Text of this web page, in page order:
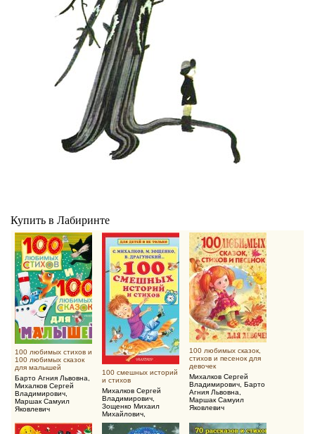
Купить в Лабиринте
100 любимых стихов и
100 любимых сказок
для малышей
Барто Агния Львовна
Михалков Сергей
Владимирович
Маршак Самуил
Яковлевич
100 смешных историй
и стихов
Михалков Сергей
Владимирович
Зощенко Михаил
Михайлович
Драгунский Виктор
Юзефович
100 любимых сказок,
стихов и песенок для
девочек
Михалков Сергей
Владимирович Барто
Агния Львовна
Маршак Самуил
Яковлевич